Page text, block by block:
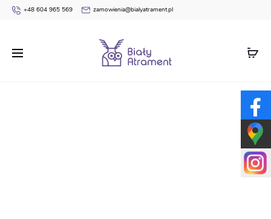
+48 604 965 569 zamowienia@bialyatrament.pl
Dyplomy
Dyplomy Uniwersalne / do
samodzielnego zadruku
Dyplom dla dzieci A9